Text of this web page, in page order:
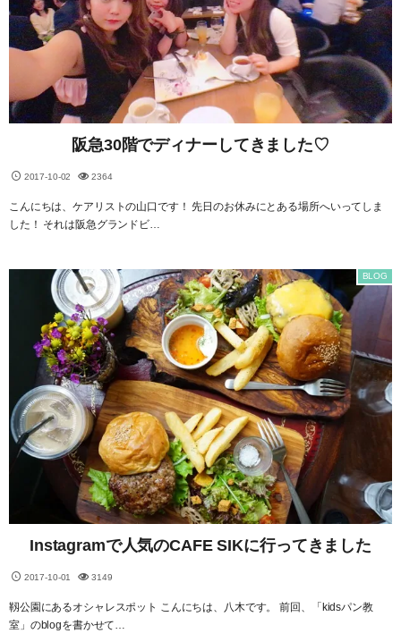
阪急30階でディナーしてきました♡
2017-10-02 2364
こんにちは、ケアリストの山口です！ 先日のお休みにとある場所へいってしま
した！ それは阪急グランドビ…
Instagramで人気のCAFE SIKに行ってきました
2017-10-01
BLOG
3149
靱公園にあるオシャレスポット こんにちは、八木です。 前回、「kidsパン教
室」のblogを書かせて…